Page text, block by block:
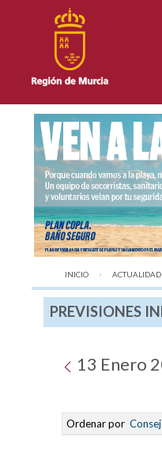
INICIO ACTUALIDAD
PREVISIONES
13 Enero
Ordenar por